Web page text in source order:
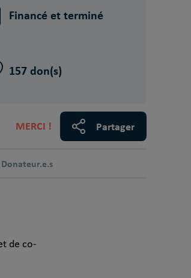
Financé et terminé
157 don(s)
MERCI ! Partager
Donateur.e.s
de co-